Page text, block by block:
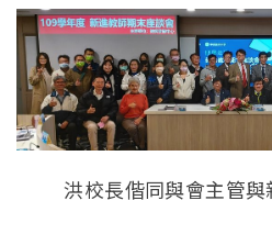
洪校長偕同與會主管